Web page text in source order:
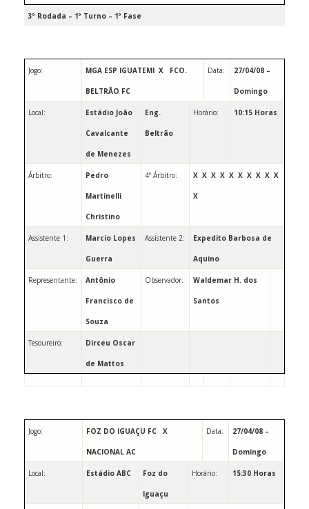
3º Rodada – 1º Turno – 1º Fase
Jogo: MGA ESP IGUATEMI X FCO.
BELTRÃO FC
Data: 27/04/08 –
Domingo
Local: Estádio João
Cavalcante
de Menezes
Eng.
Beltrão
Horário: 10:15 Horas
Árbitro: Pedro
Martinelli
Christino
4º Árbitro: X X X X X X X X X X
X
Assistente 1: Marcio Lopes
Guerra
Assistente 2: Expedito Barbosa de
Aquino
Representante: Antônio
Francisco de
Souza
Observador: ­­­­­­­­­­­­­­­­­­­­­­­ Waldemar H. dos
Santos
Tesoureiro: Dirceu Oscar
de Mattos
Jogo: FOZ DO IGUAÇU FC X
NACIONAL AC
Data: 27/04/08 –
Domingo
Local: Estádio ABC Foz do
Iguaçu
Horário: 15:30 Horas